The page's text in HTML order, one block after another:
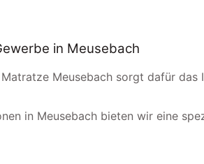
in Meusebach
Meusebach sorgt dafür
in Meusebach bieten wir eine